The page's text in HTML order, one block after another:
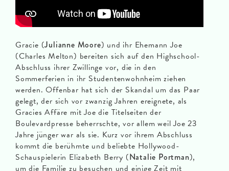
Gracie (Julianne Moore) und ihr Ehemann Joe
(Charles Melton) bereiten sich auf den Highschool-
Abschluss ihrer Zwillinge vor, die in den
Sommerferien in ihr Studentenwohnheim ziehen
werden. Offenbar hat sich der Skandal um das Paar
gelegt, der sich vor zwanzig Jahren ereignete, als
Gracies Affäre mit Joe die Titelseiten der
Boulevardpresse beherrschte, vor allem weil Joe 23
Jahre jünger war als sie. Kurz vor ihrem Abschluss
kommt die berühmte und beliebte Hollywood-
Schauspielerin Elizabeth Berry (Natalie Portman),